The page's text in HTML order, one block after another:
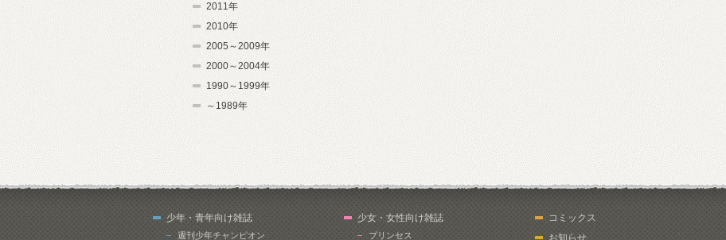
2011年
2010年
2005～2009年
2000～2004年
1990～1999年
～1989年
少年・青年向け雑誌
週刊少年チャンピオン
少女・女性向け雑誌
プリンセス
コミックス
お知らせ